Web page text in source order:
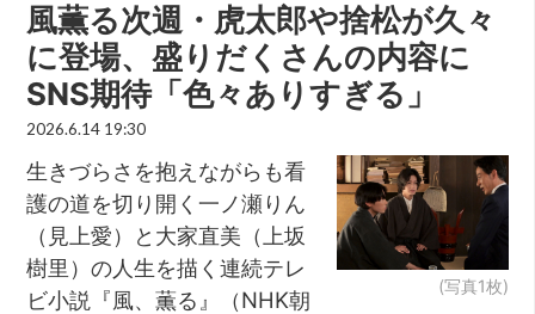
風薫る次週・虎太郎や捨松が久々
に登場、盛りだくさんの内容に
SNS期待「色々ありすぎる」
2026.6.14 19:30
(写真1枚)
生きづらさを抱えながらも看
護の道を切り開く一ノ瀬りん
（見上愛）と大家直美（上坂
樹里）の人生を描く連続テレ
ビ小説『風、薫る』（NHK朝